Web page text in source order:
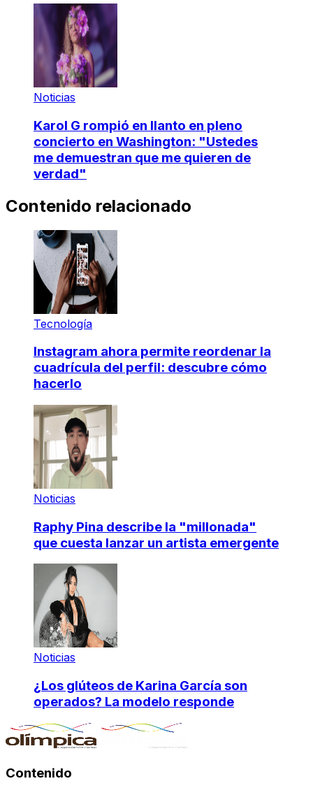
Noticias
Karol G rompió en llanto en pleno
concierto en Washington: "Ustedes
me demuestran que me quieren de
verdad"
Contenido relacionado
Tecnología
Instagram ahora permite reordenar la
cuadrícula del perfil: descubre cómo
hacerlo
Noticias
Raphy Pina describe la "millonada"
que cuesta lanzar un artista emergente
Noticias
¿Los glúteos de Karina García son
operados? La modelo responde
Contenido